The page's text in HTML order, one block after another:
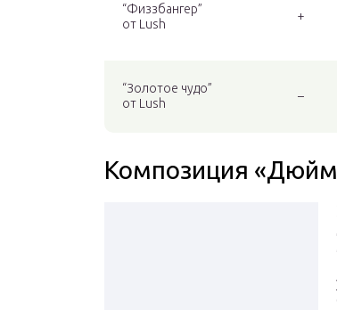
“Физзбангер”
от Lush
+
“Золотое чудо”
от Lush
–
Композиция